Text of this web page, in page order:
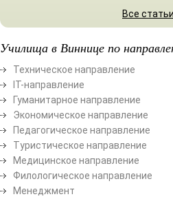
Все
Училища в Виннице по
Техническое направление
ІТ-направление
Гуманитарное направление
Экономическое направление
Педагогическое направление
Туристическое направление
Медицинское направление
Филологическое направление
Менеджмент